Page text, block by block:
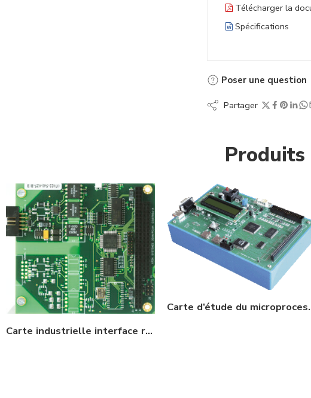
Télécharger la
Spécifications
Poser une question
Partager
Produits
Carte industrielle interface réseau CAN sur bus PC104
Carte d’étude